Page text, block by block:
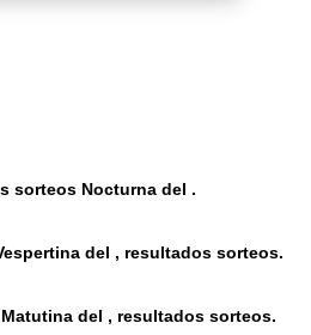
sorteos Nocturna del .
del , resultados sorteos.
del , resultados sorteos.